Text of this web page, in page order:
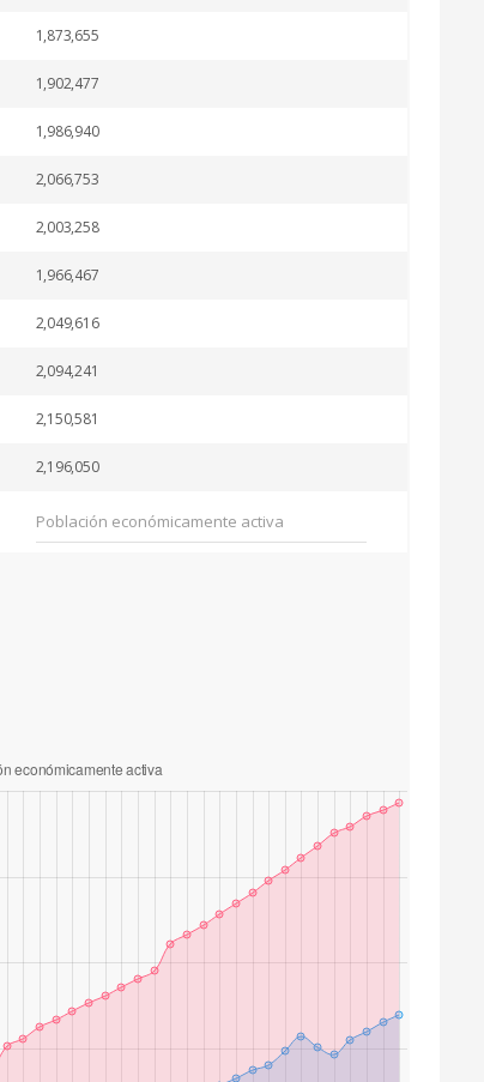
1,873,655
1,902,477
1,986,940
2,066,753
2,003,258
1,966,467
2,049,616
2,094,241
2,150,581
2,196,050